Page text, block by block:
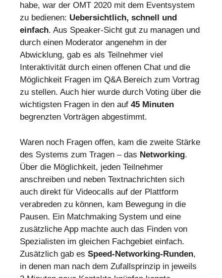
habe, war der OMT 2020 mit dem Eventsystem
zu bedienen: Uebersichtlich, schnell und
einfach. Aus Speaker-Sicht gut zu managen und
durch einen Moderator angenehm in der
Abwicklung, gab es als Teilnehmer viel
Interaktivität durch einen offenen Chat und die
Möglichkeit Fragen im Q&A Bereich zum Vortrag
zu stellen. Auch hier wurde durch Voting über die
wichtigsten Fragen in den auf 45 Minuten
begrenzten Vorträgen abgestimmt.
Waren noch Fragen offen, kam die zweite Stärke
des Systems zum Tragen – das Networking.
Über die Möglichkeit, jeden Teilnehmer
anschreiben und neben Textnachrichten sich
auch direkt für Videocalls auf der Plattform
verabreden zu können, kam Bewegung in die
Pausen. Ein Matchmaking System und eine
zusätzliche App machte auch das Finden von
Spezialisten im gleichen Fachgebiet einfach.
Zusätzlich gab es Speed-Networking-Runden,
in denen man nach dem Zufallsprinzip in jeweils